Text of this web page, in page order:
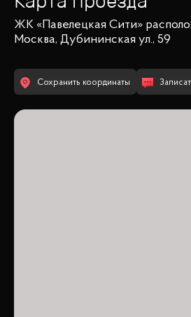
ЖК «Павелецкая Сити»
Москва, Дубининская ул., 59
Сохранить координаты